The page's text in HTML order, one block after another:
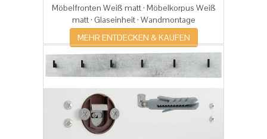
Möbelfronten Weiß matt · Möbelkorpus Weiß
matt · Glaseinheit · Wandmontage
MEHR ENTDECKEN & KAUFEN